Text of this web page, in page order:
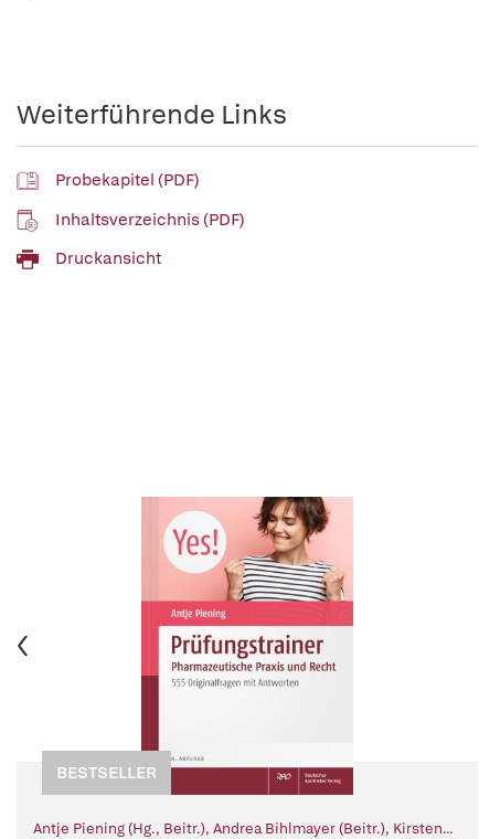
Weiterführende Links
Probekapitel (PDF)
Inhaltsverzeichnis (PDF)
Druckansicht
BESTSELLER
Antje Piening (Hg., Beitr.), Andrea Bihlmayer (Beitr.), Kirsten